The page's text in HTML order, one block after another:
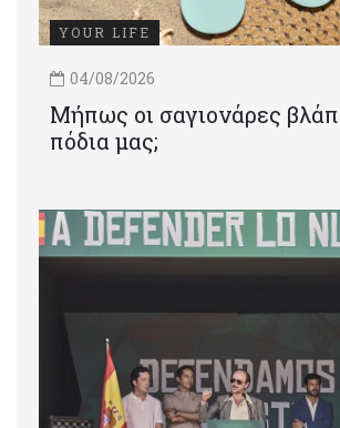
YOUR LIFE
04/08/2026
Μήπως οι σαγιονάρες
πόδια μας;